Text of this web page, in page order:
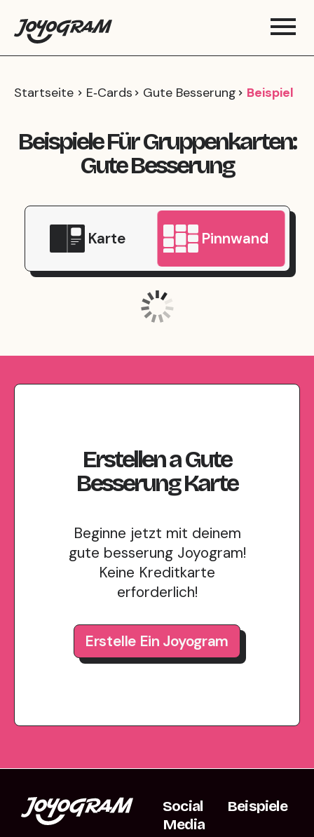
Startseite E‑Cards Gute Besserung Beispiel
Beispiele Für Gruppenkarten:
Gute Besserung
Karte Pinnwand
ErstellenaGute
BesserungKarte
Beginne jetzt mit deinem
gute besserung Joyogram!
Keine Kreditkarte
erforderlich!
Erstelle Ein Joyogram
Social
Media
Beispiele